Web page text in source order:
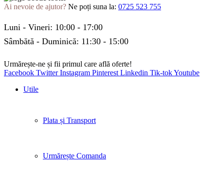
Ai nevoie de ajutor? Ne poți suna la: 0725 523 755
Luni - Vineri: 10:00 - 17:00
Sâmbătă - Duminică: 11:30 - 15:00
Urmărește-ne și fii primul care află oferte!
Facebook Twitter Instagram Pinterest Linkedin Tik-tokYoutube
Utile
Plata și Transport
Urmărește Comanda